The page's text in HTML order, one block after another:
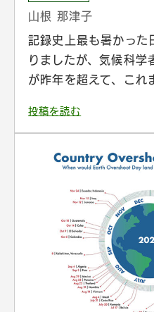
山根 那津子
記録史上最も暑かった
りましたが、気候科
が昨年を超えて、これ
投稿を読む